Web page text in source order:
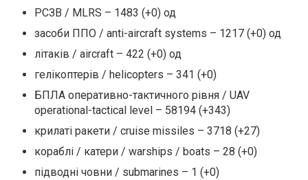
РСЗВ / MLRS – 1483 (+0) од
засоби ППО / anti-aircraft systems – 1217 (+0) од
літаків / aircraft – 422 (+0) од
гелікоптерів / helicopters – 341 (+0)
БПЛА оперативно-тактичного рівня / UAV
operational-tactical level – 58194 (+343)
крилаті ракети / cruise missiles – 3718 (+27)
кораблі / катери / warships / boats – 28 (+0)
підводні човни / submarines – 1 (+0)